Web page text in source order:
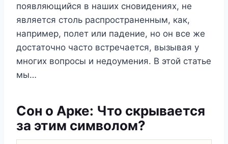
появляющийся в наших сновидениях, не
является столь распространенным, как,
например, полет или падение, но он все же
достаточно часто встречается, вызывая у
многих вопросы и недоумения. В этой статье
мы…
Сон о Арке: Что скрывается
за этим символом?